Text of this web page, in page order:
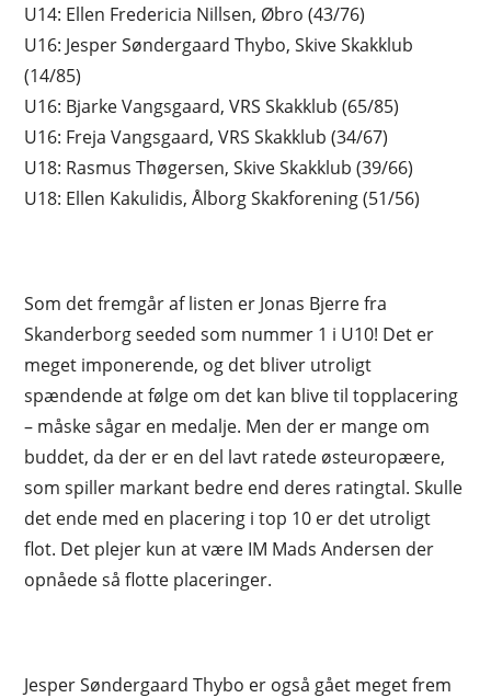
U14: Ellen Fredericia Nillsen, Øbro (43/76)
U16: Jesper Søndergaard Thybo, Skive Skakklub
(14/85)
U16: Bjarke Vangsgaard, VRS Skakklub (65/85)
U16: Freja Vangsgaard, VRS Skakklub (34/67)
U18: Rasmus Thøgersen, Skive Skakklub (39/66)
U18: Ellen Kakulidis, Ålborg Skakforening (51/56)
Som det fremgår af listen er Jonas Bjerre fra
Skanderborg seeded som nummer 1 i U10! Det er
meget imponerende, og det bliver utroligt
spændende at følge om det kan blive til topplacering
– måske sågar en medalje. Men der er mange om
buddet, da der er en del lavt ratede østeuropæere,
som spiller markant bedre end deres ratingtal. Skulle
det ende med en placering i top 10 er det utroligt
flot. Det plejer kun at være IM Mads Andersen der
opnåede så flotte placeringer.
Jesper Søndergaard Thybo er også gået meget frem